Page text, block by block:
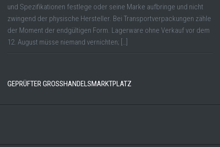
und Spezifikationen festlege oder seine Marke aufbringe und nicht
zwingend der physische Hersteller. Bei Transportverpackungen zähle
der Moment der endgültigen Form. Lagerware ohne Verkauf vor dem
12. August müsse niemand vernichten; […]
GEPRÜFTER GROSSHANDELSMARKTPLATZ